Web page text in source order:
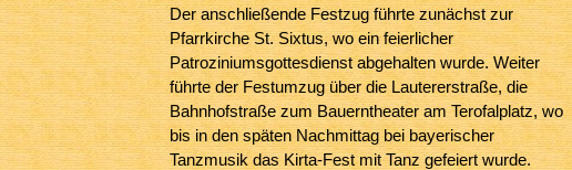
Der anschließende Festzug führte zunächst zur
Pfarrkirche St. Sixtus, wo ein feierlicher
Patroziniumsgottesdienst abgehalten wurde. Weiter
führte der Festumzug über die Lautererstraße, die
Bahnhofstraße zum Bauerntheater am Terofalplatz, wo
bis in den späten Nachmittag bei bayerischer
Tanzmusik das Kirta-Fest mit Tanz gefeiert wurde.